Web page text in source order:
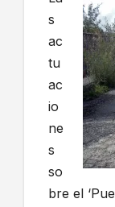
s
ac
tu
ac
io
ne
s
so
bre el